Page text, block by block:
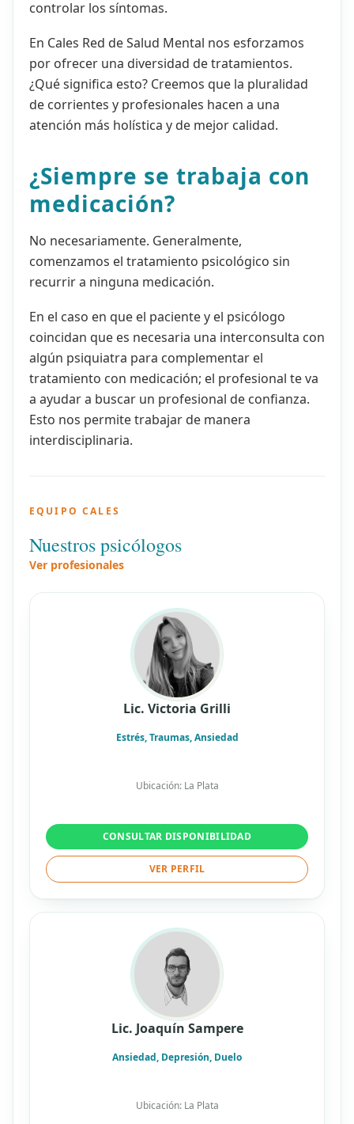
controlar los síntomas.
En Cales Red de Salud Mental nos esforzamos
por ofrecer una diversidad de tratamientos.
¿Qué significa esto? Creemos que la pluralidad
de corrientes y profesionales hacen a una
atención más holística y de mejor calidad.
¿Siempre se trabaja con
medicación?
No necesariamente. Generalmente,
comenzamos el tratamiento psicológico sin
recurrir a ninguna medicación.
En el caso en que el paciente y el psicólogo
coincidan que es necesaria una interconsulta con
algún psiquiatra para complementar el
tratamiento con medicación; el profesional te va
a ayudar a buscar un profesional de confianza.
Esto nos permite trabajar de manera
interdisciplinaria.
EQUIPO CALES
Nuestros psicólogos
Ver profesionales
Lic. Victoria Grilli
Estrés, Traumas, Ansiedad
Ubicación: La Plata
CONSULTAR DISPONIBILIDAD
VER PERFIL
Lic. Joaquín Sampere
Ansiedad, Depresión, Duelo
Ubicación: La Plata